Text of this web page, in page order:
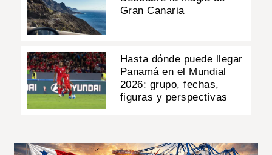
Gran Canaria
Hasta dónde puede llegar
Panamá en el Mundial
2026: grupo, fechas,
figuras y perspectivas